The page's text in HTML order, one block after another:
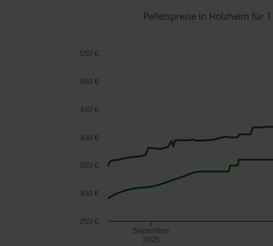
Pelletspreise in Holzheim für
September
2025
250 €
300 €
350 €
400 €
450 €
500 €
550 €